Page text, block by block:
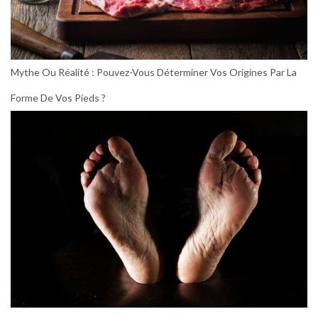
Mythe Ou Réalité : Pouvez-Vous Déterminer Vos Origines Par La
Forme De Vos Pieds ?